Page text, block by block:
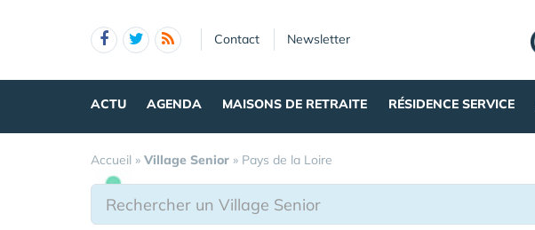
Contact Newsletter
ACTU AGENDA MAISONS DE RETRAITE RÉSIDENCE SERVICE
Accueil » Village Senior » Pays de la Loire